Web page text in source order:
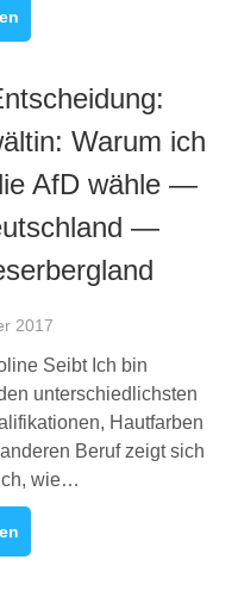
Warum ich
AfD wähle —
—
2017
Seibt Ich bin
unterschiedlichsten
Hautfarben
Beruf zeigt sich
wie…